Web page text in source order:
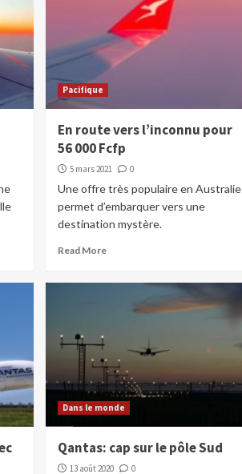
Pacifique
En route vers l’inconnu pour
56 000 Fcfp
5 mars 2021 0
Une offre très populaire en Australie
permet d’embarquer vers une
destination mystère.
Read More
Dans le monde
Qantas: cap sur le pôle Sud
13 août 2020 0